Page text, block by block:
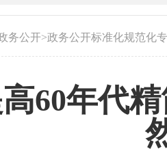
务公开>政务公开标准化规范化
60年代